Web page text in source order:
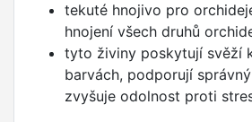
tekuté hnojivo pro
hnojení všech druhů
tyto živiny poskytují svěží
barvách, podporují
zvyšuje odolnost proti